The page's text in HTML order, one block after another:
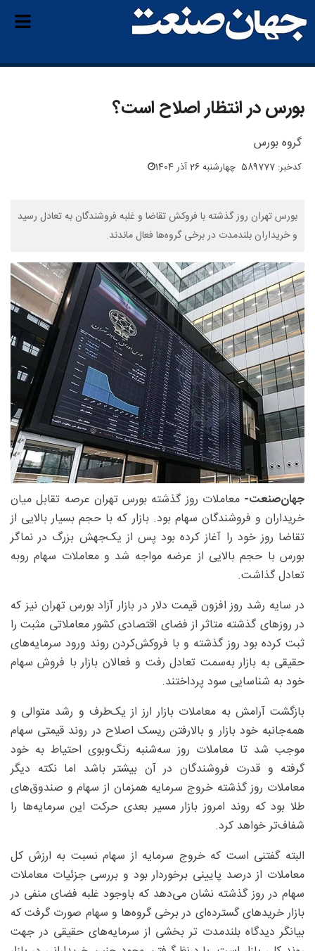
بورس در انتظار اصلاح است؟
گروه بورس
کدخبر: 589777 چهارشنبه 26 آذر 1404
بورس تهران روز گذشته با فروکش تقاضا و غلبه فروشندگان به تعادل رسید
و خریداران بلندمدت در برخی گروه‌ها فعال ماندند.
جهان‌صنعت- معاملات روز گذشته بورس تهران عرصه تقابل میان
خریداران و فروشندگان سهام بود. بازار که با حجم بسیار بالایی از
تقاضا روز خود را آغاز کرده بود پس از یک‌جهش بزرگ در نماگر
بورس با حجم بالایی از عرضه مواجه شد و معاملات سهام روبه
تعادل گذاشت.
در سایه رشد روز افزون قیمت دلار در بازار آزاد بورس تهران نیز که
در روزهای گذشته متاثر از فضای اقتصادی کشور معاملاتی مثبت را
ثبت کرده بود روز گذشته و با فروکش‌کردن روند ورود سرمایه‌های
حقیقی به بازار به‌سمت تعادل رفت و فعالان بازار با فروش سهام
خود به شناسایی سود پرداختند.
بازگشت آرامش به معاملات بازار ارز از یک‌طرف و رشد متوالی و
همه‌جانبه خود بازار و بالارفتن ریسک اصلاح در روند قیمتی سهام
موجب شد تا معاملات روز سه‌شنبه رنگ‌وبوی احتیاط به خود
گرفته و قدرت فروشندگان در آن بیشتر باشد اما نکته دیگر
معاملات روز گذشته خروج سرمایه همزمان از سهام و صندوق‌های
طلا بود که روند امروز بازار مسیر بعدی حرکت این سرمایه‌ها را
شفاف‌تر خواهد کرد.
البته گفتنی است که خروج سرمایه از سهام نسبت به ارزش کل
معاملات از درصد پایینی برخوردار بود و بررسی جزئیات معاملات
سهام در روز گذشته نشان می‌دهد که باوجود غلبه فضای منفی در
بازار خریدهای گسترده‌ای در برخی گروه‌ها و سهام صورت گرفت که
بیانگر دیدگاه بلندمدت تر بخشی از سرمایه‌های حقیقی در جهت